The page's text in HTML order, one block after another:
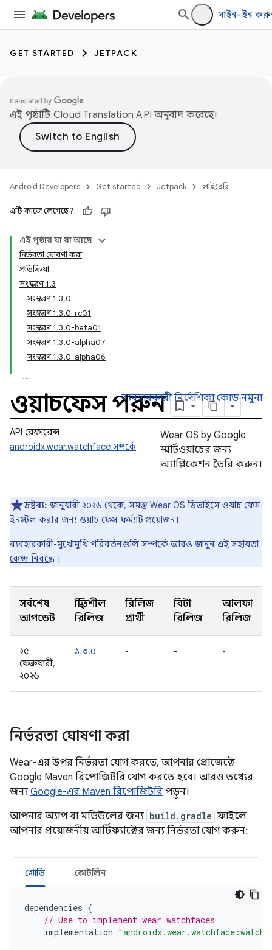
সাইন-ইন
GET STARTED JETPACK
এই পৃষ্ঠাটি Cloud Translation API অনুবাদ করেছে।
Android Developers Get started Jetpack লাইব্রেরি
এটি কাজে লেগেছে?
এই পৃষ্ঠায় যা যা আছে
নির্ভরতা ঘোষণা করা
প্রতিক্রিয়া
সংস্করণ 1.3
সংস্করণ 1.3.0
সংস্করণ 1.3.0-rc01
সংস্করণ 1.3.0-beta01
সংস্করণ 1.3.0-alpha07
সংস্করণ 1.3.0-alpha06
ওয়াচফেস পরুন
ব্যবহারকারী নির্দেশিকা কোড নমুনা
API রেফারেন্স
androidx.wear.watchface সম্পর্কে
Wear OS by Google
স্মার্টওয়াচের জন্য
অ্যাপ্লিকেশন তৈরি করুন।
দ্রষ্টব্য: জানুয়ারী ২০২৬ থেকে, সমস্ত Wear OS ডিভাইসে ওয়াচ ফেস
ইনস্টল করার জন্য ওয়াচ ফেস ফর্ম্যাট প্রয়োজন।
ব্যবহারকারী-মুখোমুখি পরিবর্তনগুলি সম্পর্কে আরও জানুন এই সহায়তা
কেন্দ্র নিবন্ধে ।
সর্বশেষ
আপডেট
স্থিতিশীল
রিলিজ
রিলিজ
প্রার্থী
বিটা
রিলিজ
আলফা
রিলিজ
২৫
ফেব্রুয়ারী,
২০২৬
১.৩.০ - - -
নির্ভরতা ঘোষণা করা
Wear-এর উপর নির্ভরতা যোগ করতে, আপনার প্রোজেক্টে
Google Maven রিপোজিটরি যোগ করতে হবে। আরও তথ্যের
জন্য Google-এর Maven রিপোজিটরি পড়ুন।
আপনার অ্যাপ বা মডিউলের জন্য build.gradle ফাইলে
আপনার প্রয়োজনীয় আর্টিফ্যাক্টের জন্য নির্ভরতা যোগ করুন:
গ্রোভি কোটলিন
dependencies {
// Use to implement wear watchfaces
implementation